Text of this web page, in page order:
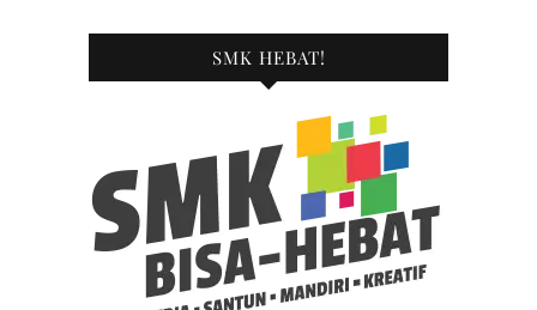
SMK HEBAT!